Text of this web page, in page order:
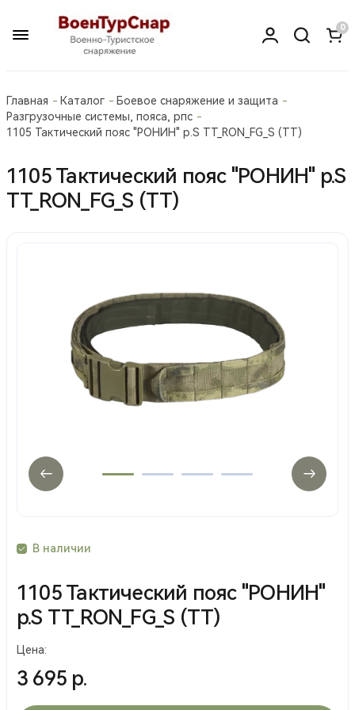
0
Главная Каталог
Боевое снаряжение и защита
Разгрузочные системы, пояса, рпс
1105 Тактический пояс "РОНИН" р.S ТТ_RON_FG_S (ТТ)
1105 Тактический пояс "РОНИН" р.S
ТТ_RON_FG_S (ТТ)
В наличии
1105 Тактический пояс "РОНИН"
р.S ТТ_RON_FG_S (ТТ)
Цена:
3 695 р.